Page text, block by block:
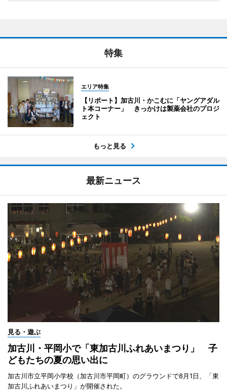
特集
エリア特集
【リポート】加古川・かこむに「ヤングアダル
ト本コーナー」 きっかけは製薬会社のプロジ
ェクト
もっと見る
最新ニュース
見る・遊ぶ
加古川・平岡小で「東加古川ふれあいまつり」 子
どもたちの夏の思い出に
加古川市立平岡小学校（加古川市平岡町）のグラウンドで8月1日、「東
加古川ふれあいまつり」が開催された。